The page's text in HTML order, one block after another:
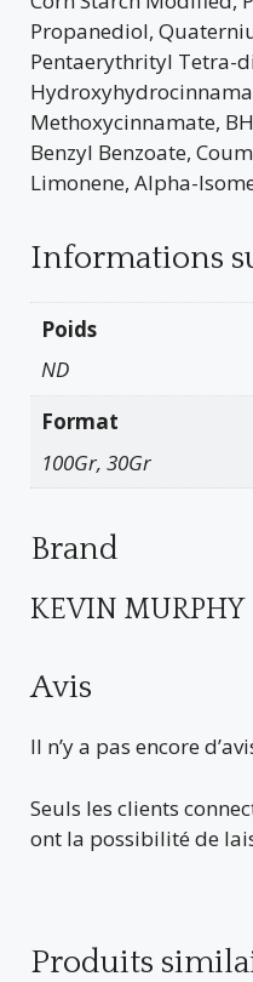
Propanediol,
Pentaerythrityl Tetra-
Methoxycinnamate,
Benzyl Benzoate,
Limonene, Alpha-
Informations
Poids
ND
Format
100Gr, 30Gr
Brand
KEVIN MURPHY
Avis
Il n’y a pas encore
Seuls les clients
ont la possibilité de
Produits